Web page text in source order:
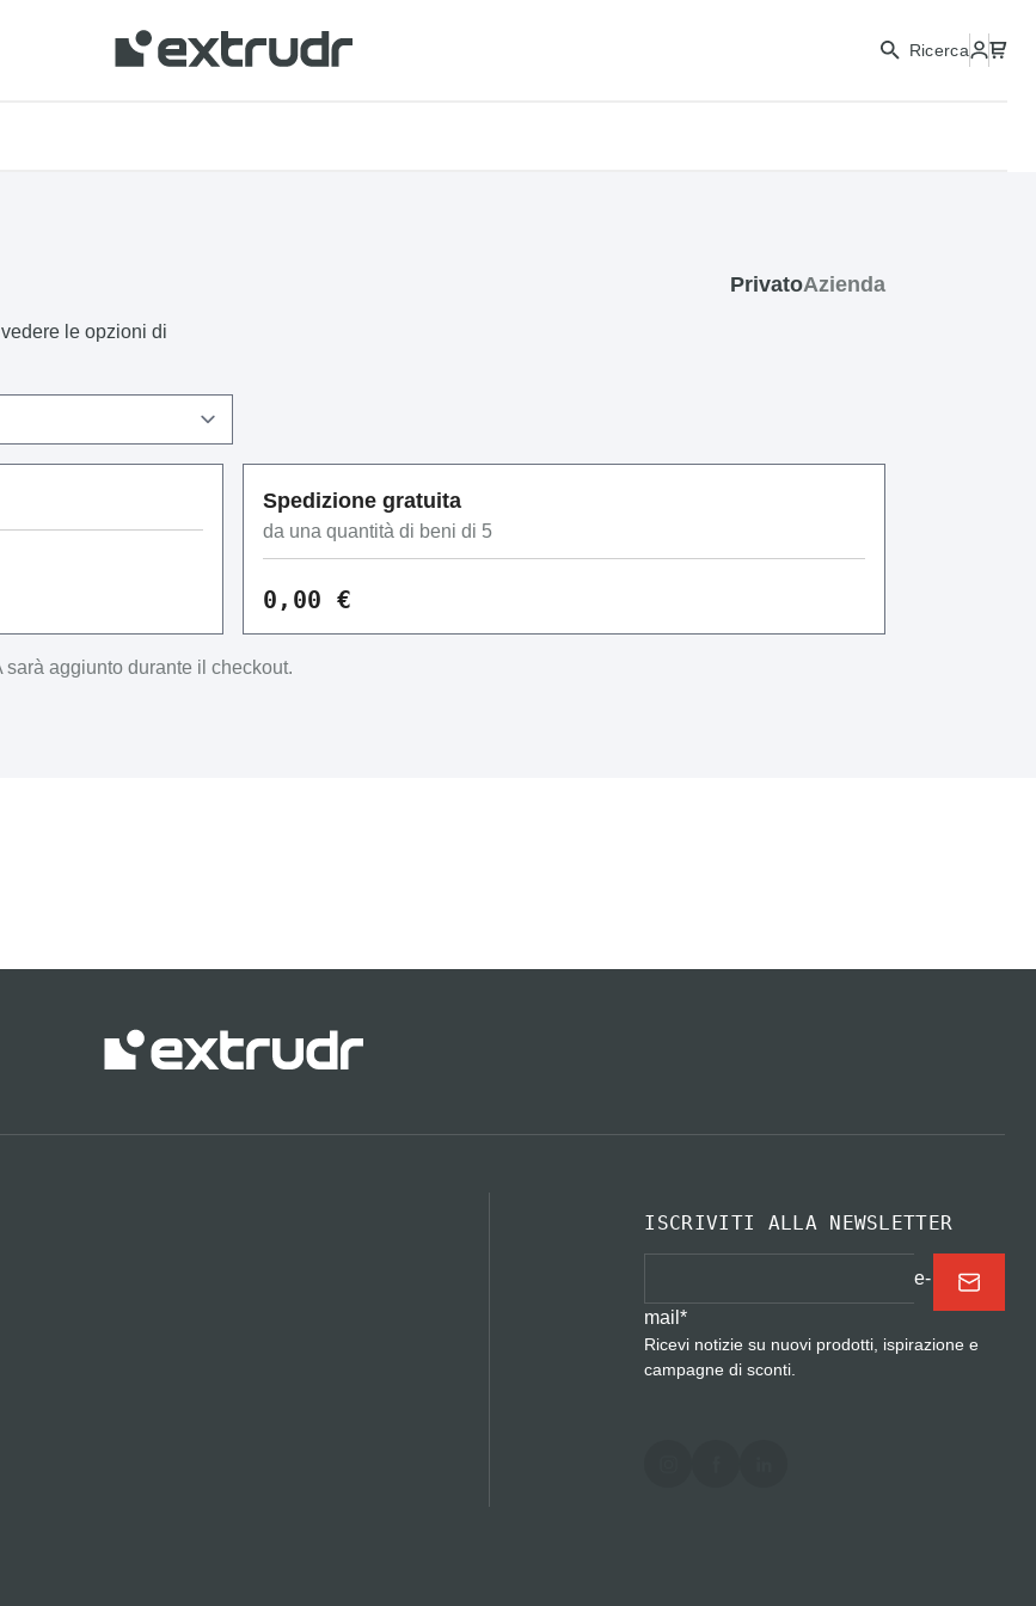
tua zona e acquistare online.
CHIUDIRicerca
le opzioni di
PrivatoAzienda
Spedizione gratuita
da una quantità di beni di 5
0,00 €
sarà aggiunto durante il checkout.
ISCRIVITI ALLA NEWSLETTER
e-
mail*
Ricevi notizie su nuovi prodotti, ispirazione e
campagne di sconti.